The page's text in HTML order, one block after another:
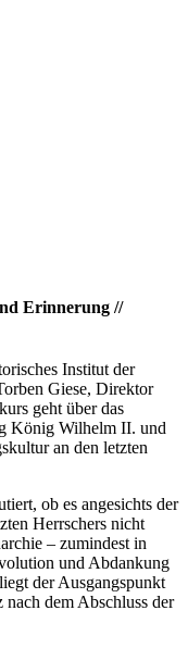
Erinnerung //
Institut der
Giese, Direktor
geht über das
König Wilhelm II. und
an den letzten
ob es angesichts der
Herrschers nicht
– zumindest in
und Abdankung
der Ausgangspunkt
dem Abschluss der